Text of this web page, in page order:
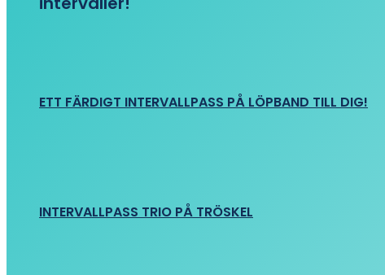
ETT FÄRDIGT INTERVALLPASS PÅ LÖPBAND TILL DIG!
INTERVALLPASS TRIO PÅ TRÖSKEL